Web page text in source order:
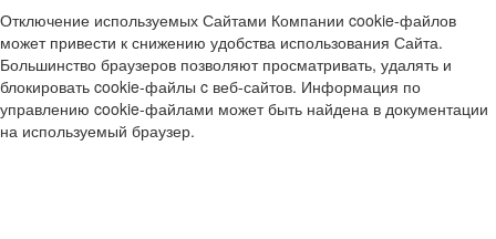
Отключение используемых Сайтами Компании cookie-файлов
может привести к снижению удобства использования Сайта.
Большинство браузеров позволяют просматривать, удалять и
блокировать cookie-файлы c веб-сайтов. Информация по
управлению cookie-файлами может быть найдена в документации
на используемый браузер.